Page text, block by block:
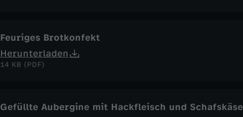
Feuriges Brotkonfekt
Herunterladen
14 KB (PDF)
Gefüllte Aubergine mit Hackfleisch und Schafskäse